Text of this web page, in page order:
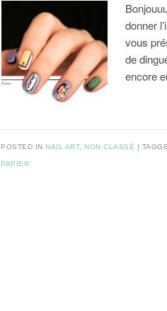
donner
vous
de
encore
POSTED IN NAIL ART, NON CLASSÉ
PAPIER